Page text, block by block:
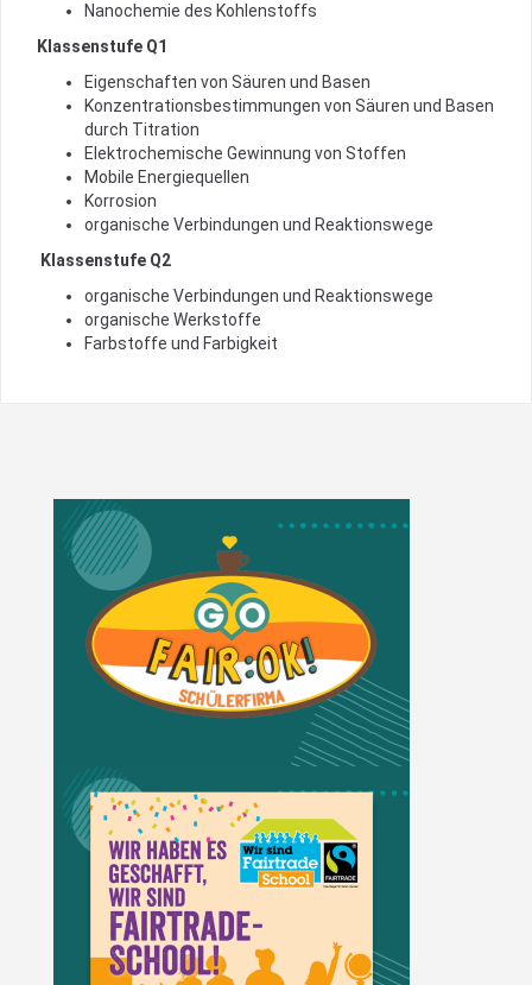
Nanochemie des Kohlenstoffs
Klassenstufe Q1
Eigenschaften von Säuren und Basen
Konzentrationsbestimmungen von Säuren und Basen
durch Titration
Elektrochemische Gewinnung von Stoffen
Mobile Energiequellen
Korrosion
organische Verbindungen und Reaktionswege
Klassenstufe Q2
organische Verbindungen und Reaktionswege
organische Werkstoffe
Farbstoffe und Farbigkeit